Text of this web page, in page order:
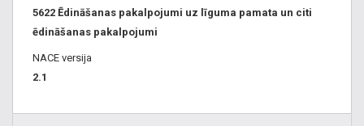
5622 Ēdināšanas pakalpojumi uz līguma pamata un citi
ēdināšanas pakalpojumi
NACE versija
2.1